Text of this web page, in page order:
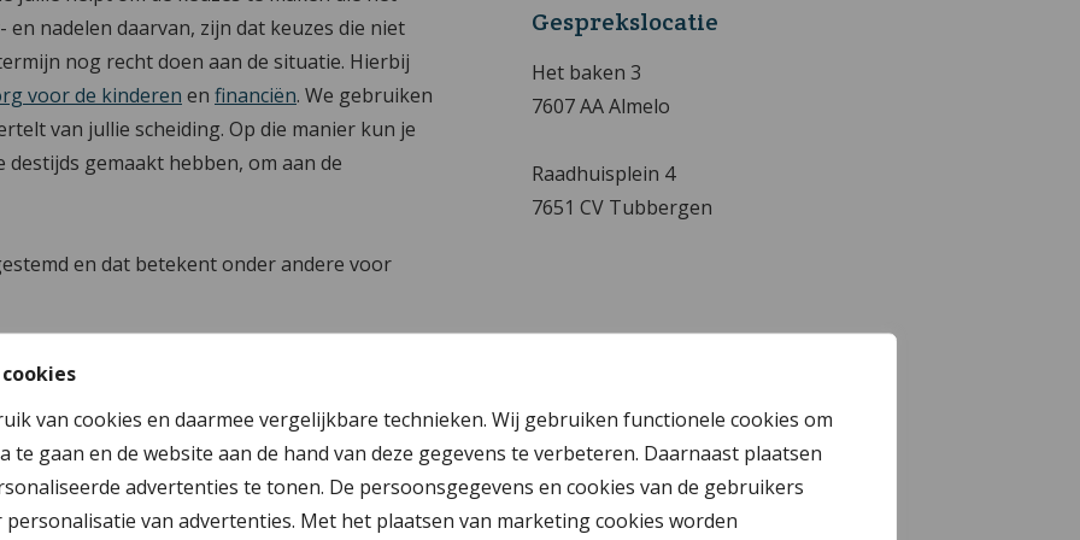
van cookies en daarmee vergelijkbare technieken. Wij gebruiken functionele cookies om
te gaan en de website aan de hand van deze gegevens te verbeteren. Daarnaast plaatsen
advertenties te tonen. De persoonsgegevens en cookies van de gebruikers
van advertenties. Met het plaatsen van marketing cookies worden
nadelen daarvan, zijn dat keuzes die niet
nog recht doen aan de situatie. Hierbij
voor de kinderen en financiën. We gebruiken
van jullie scheiding. Op die manier kun je
gemaakt hebben, om aan de
en dat betekent onder andere voor
in beeld.
die van jullie op maat zijn gemaakt.
als voor koop.
beslissingen duidelijk verwoord in
Gesprekslocatie
Het baken 3
7607 AA Almelo
Raadhuisplein 4
7651 CV Tubbergen